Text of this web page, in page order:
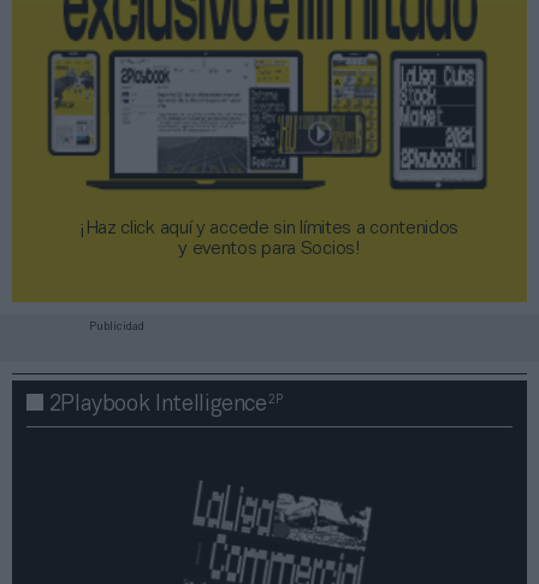
¡Haz click aquí y accede sin límites a contenidos
y eventos para Socios!​​​​​​​
Publicidad
2Playbook Intelligence2P